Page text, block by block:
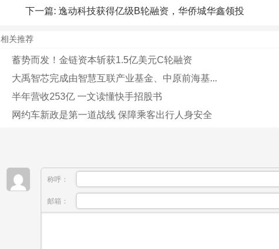
下一篇: 逸动科技获得亿级B轮融资，华侨城华鑫领投
相关推荐
蓄势而发！金链资本斩获1.5亿美元C轮融资
大禹智芯完成由智慧互联产业基金、中原前海基...
半年营收253亿 一文读懂快手招股书
网约车新政是第一道战线 保障乘客出行人身安全
称呼：
邮箱：